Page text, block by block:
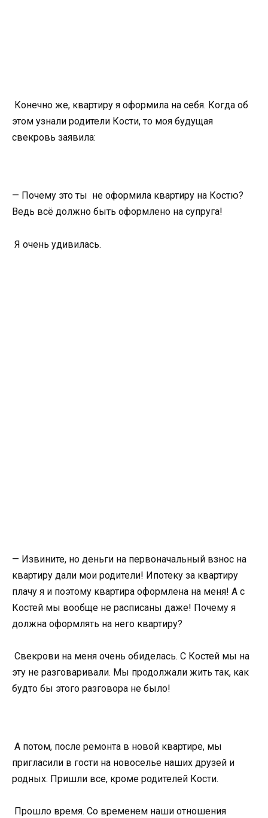
Конечно же, квартиру я оформила на себя. Когда об
этом узнали родители Кости, то моя будущая
свекровь заявила:
— Почему это ты не оформила квартиру на Костю?
Ведь всё должно быть оформлено на супруга!
Я очень удивилась.
— Извините, но деньги на первоначальный взнос на
квартиру дали мои родители! Ипотеку за квартиру
плачу я и поэтому квартира оформлена на меня! А с
Костей мы вообще не расписаны даже! Почему я
должна оформлять на него квартиру?
Свекрови на меня очень обиделась. С Костей мы на
эту не разговаривали. Мы продолжали жить так, как
будто бы этого разговора не было!
А потом, после ремонта в новой квартире, мы
пригласили в гости на новоселье наших друзей и
родных. Пришли все, кроме родителей Кости.
Прошло время. Со временем наши отношения